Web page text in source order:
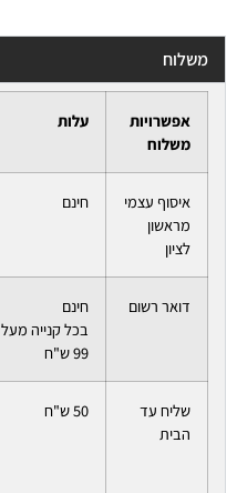
משלוח
אפשרויות
משלוח
עלות
איסוף עצמי
מראשון
לציון
חינם
דואר רשום
חינם
בכל קנייה מעל
99 ש"ח
שליח עד
הבית
50 ש"ח